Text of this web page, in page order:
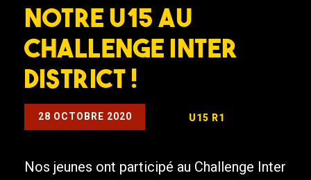
Notre U15 au
Challenge Inter
District !
28 OCTOBRE 2020 U15 R1
Nos jeunes ont participé au Challenge Inter